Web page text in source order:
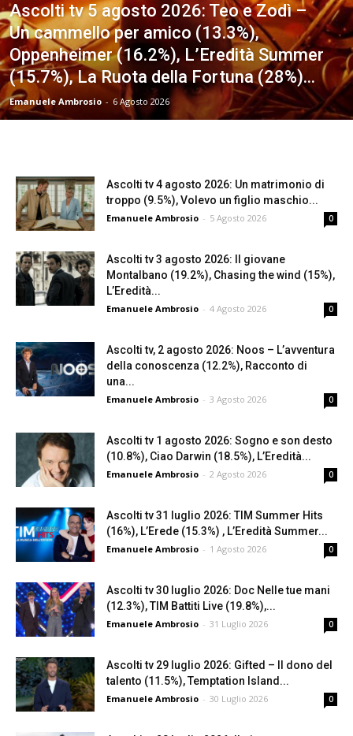
Ascolti tv 5 agosto 2026: Teo e Zodì –
Un cammello per amico (13.3%),
Oppenheimer (16.2%), L’Eredità Summer
(15.7%), La Ruota della Fortuna (28%)...
Emanuele Ambrosio - 6 Agosto 2026
Ascolti tv 4 agosto 2026: Un matrimonio di
troppo (9.5%), Volevo un figlio maschio...
Emanuele Ambrosio - 5 Agosto 2026 0
Ascolti tv 3 agosto 2026: Il giovane
Montalbano (19.2%), Chasing the wind (15%),
L’Eredità...
Emanuele Ambrosio - 4 Agosto 2026 0
Ascolti tv, 2 agosto 2026: Noos – L’avventura
della conoscenza (12.2%), Racconto di
una...
Emanuele Ambrosio - 3 Agosto 2026 0
Ascolti tv 1 agosto 2026: Sogno e son desto
(10.8%), Ciao Darwin (18.5%), L’Eredità...
Emanuele Ambrosio - 2 Agosto 2026 0
Ascolti tv 31 luglio 2026: TIM Summer Hits
(16%), L’Erede (15.3%) , L’Eredità Summer...
Emanuele Ambrosio - 1 Agosto 2026 0
Ascolti tv 30 luglio 2026: Doc Nelle tue mani
(12.3%), TIM Battiti Live (19.8%),...
Emanuele Ambrosio - 31 Luglio 2026 0
Ascolti tv 29 luglio 2026: Gifted – Il dono del
talento (11.5%), Temptation Island...
Emanuele Ambrosio - 30 Luglio 2026 0